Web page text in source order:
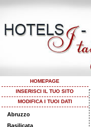
HOMEPAGE
INSERISCI IL TUO SITO
MODIFICA I TUOI DATI
Abruzzo
Basilicata